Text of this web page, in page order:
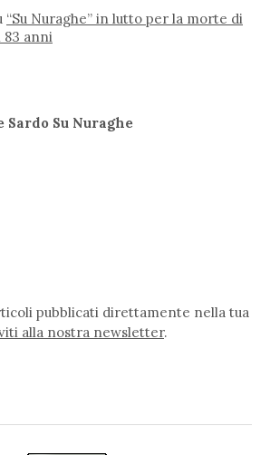
“Su Nuraghe” in lutto per la morte di
83 anni
Su Nuraghe
pubblicati direttamente nella tua
alla nostra newsletter.